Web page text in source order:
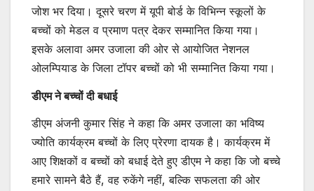
जोश भर दिया। दूसरे चरण में यूपी बोर्ड के विभिन्न स्कूलों के
बच्चों को मेडल व प्रमाण पत्र देकर सम्मानित किया गया।
इसके अलावा अमर उजाला की ओर से आयोजित नेशनल
ओलम्पियाड के जिला टॉपर बच्चों को भी सम्मानित किया गया।
डीएम ने बच्चों दी बधाई
डीएम अंजनी कुमार सिंह ने कहा कि अमर उजाला का भविष्य
ज्योति कार्यक्रम बच्चों के लिए प्रेरणा दायक है। कार्यक्रम में
आए शिक्षकों व बच्चों को बधाई देते हुए डीएम ने कहा कि जो बच्चे
हमारे सामने बैठे हैं, वह रुकेंगे नहीं, बल्कि सफलता की ओर